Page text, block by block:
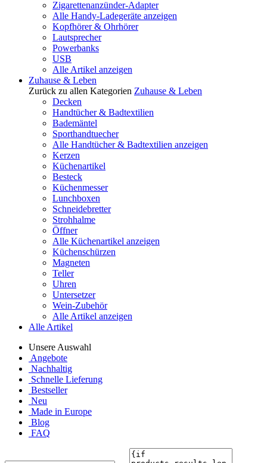
Zigarettenanzünder-Adapter
Alle Handy-Ladegeräte anzeigen
Kopfhörer & Ohrhörer
Lautsprecher
Powerbanks
USB
Alle Artikel anzeigen
Zuhause & Leben
Zurück zu allen Kategorien Zuhause & Leben
Decken
Handtücher & Badtextilien
Bademäntel
Sporthandtuecher
Alle Handtücher & Badtextilien anzeigen
Kerzen
Küchenartikel
Besteck
Küchenmesser
Lunchboxen
Schneidebretter
Strohhalme
Öffner
Alle Küchenartikel anzeigen
Küchenschürzen
Magneten
Teller
Uhren
Untersetzer
Wein-Zubehör
Alle Artikel anzeigen
Alle Artikel
Unsere Auswahl
Angebote
Nachhaltig
Schnelle Lieferung
Bestseller
Neu
Made in Europe
Blog
FAQ